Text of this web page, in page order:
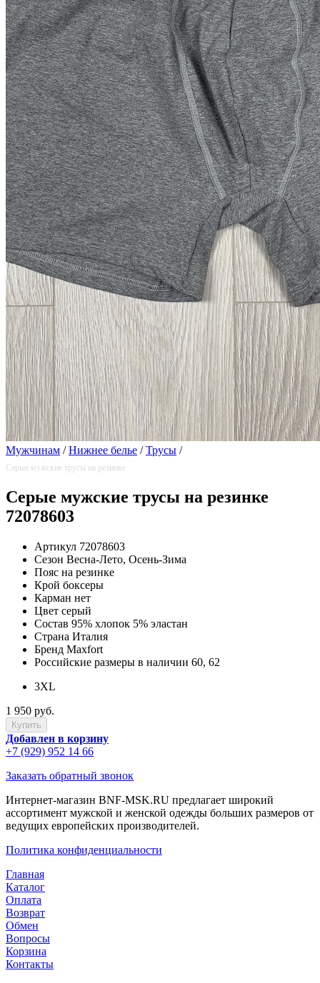
Мужчинам / Нижнее белье / Трусы /
Серые мужские трусы на резинке
Серые мужские трусы на резинке
72078603
Артикул 72078603
Сезон Весна-Лето, Осень-Зима
Пояс на резинке
Крой боксеры
Карман нет
Цвет серый
Состав 95% хлопок 5% эластан
Страна Италия
Бренд Maxfort
Российские размеры в наличии 60, 62
3XL
1 950 руб.
Добавлен в корзину
+7 (929) 952 14 66
Заказать обратный звонок
Интернет-магазин BNF-MSK.RU предлагает широкий
ассортимент мужской и женской одежды больших размеров от
ведущих европейских производителей.
Политика конфиденциальности
Главная
Каталог
Оплата
Возврат
Обмен
Вопросы
Корзина
Контакты